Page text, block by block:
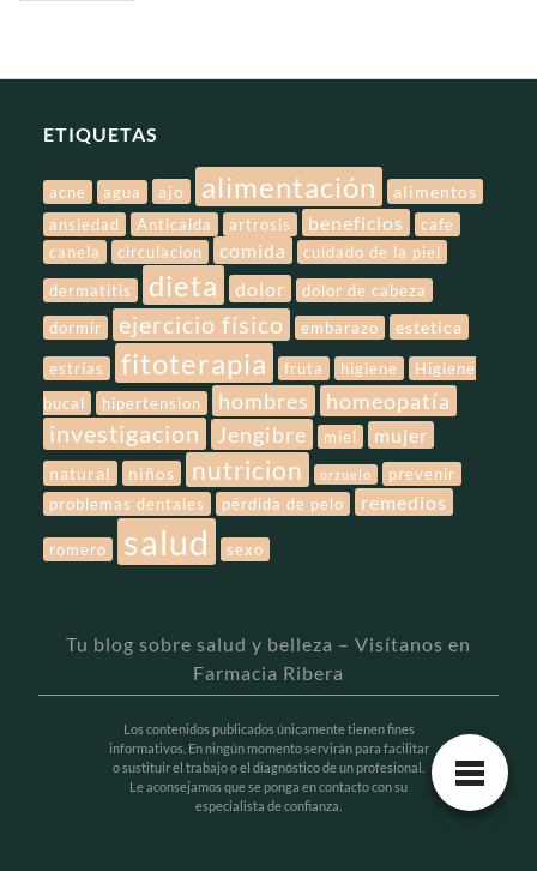
ETIQUETAS
acne agua ajo alimentación alimentos
ansiedad Anticaida artrosis beneficios
cafe
canela
circulacion comida
cuidado de la piel
dermatitis
dieta dolor
dolor de cabeza
dormir
ejercicio físico embarazo estetica
estrías fitoterapia fruta higiene
Higiene
bucal
hipertension hombres homeopatía
investigacion Jengibre miel mujer
natural niños nutricion orzuelo
prevenir
problemas dentales
pérdida de pelo remedios
romero salud sexo
Tu blog sobre salud y belleza – Visítanos en
Farmacia Ribera
Los contenidos publicados únicamente tienen fines
informativos. En ningún momento servirán para facilitar
o sustituir el trabajo o el diagnóstico de un profesional.
Le aconsejamos que se ponga en contacto con su
especialista de confianza.